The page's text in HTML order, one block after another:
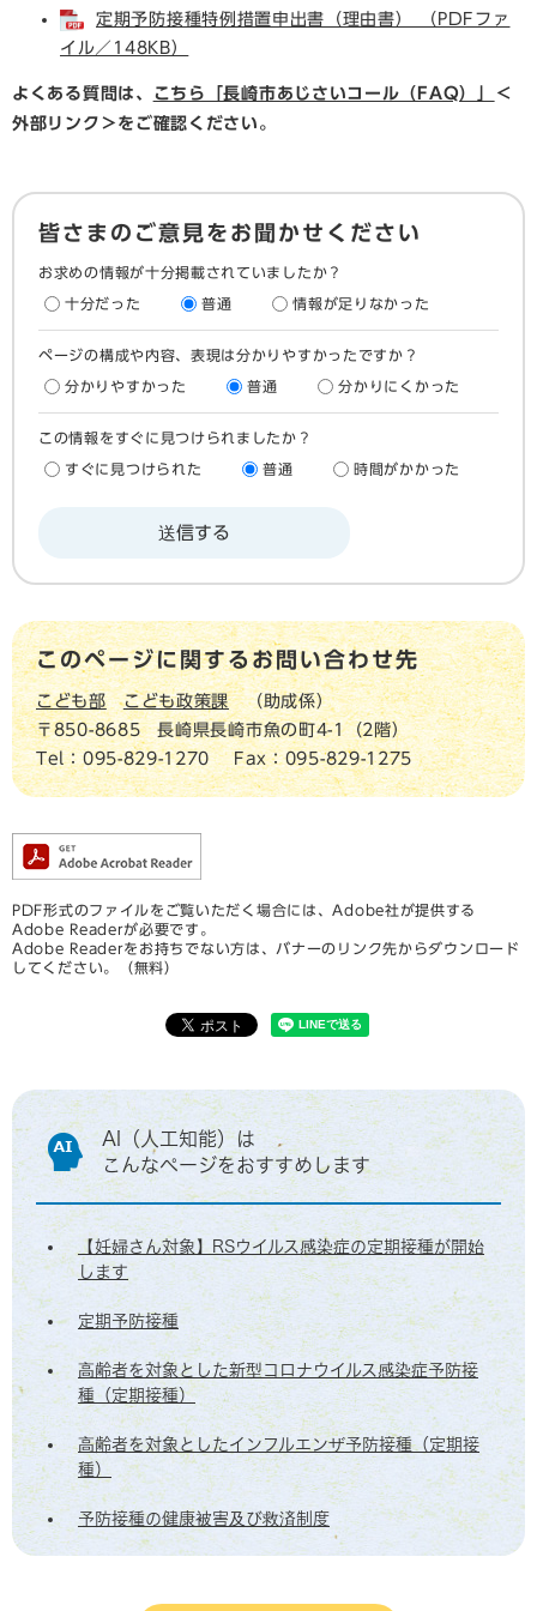
定期予防接種特例措置申出書（理由書） （PDFファ
イル／148KB）
よくある質問は、 こちら「長崎市あじさいコール（FAQ）」
＜
外部リンク＞ をご確認ください。
皆さまのご意見をお聞かせください
お求めの情報が十分掲載されていましたか？
十分だった 普通 情報が足りなかった
ページの構成や内容、表現は分かりやすかったですか？
分かりやすかった 普通 分かりにくかった
この情報をすぐに見つけられましたか？
すぐに見つけられた 普通 時間がかかった
このページに関するお問い合わせ先
こども部 こども政策課
助成係
〒850-8685
長崎県長崎市魚の町4-1（2階）
Tel：095-829-1270
Fax：095-829-1275
PDF形式のファイルをご覧いただく場合には、Adobe社が提供する
Adobe Readerが必要です。
Adobe Readerをお持ちでない方は、バナーのリンク先からダウンロード
してください。（無料）
AI（人工知能）は
こんなページをおすすめします
【妊婦さん対象】RSウイルス感染症の定期接種が開始
します
定期予防接種
高齢者を対象とした新型コロナウイルス感染症予防接
種（定期接種）
高齢者を対象としたインフルエンザ予防接種（定期接
種）
予防接種の健康被害及び救済制度